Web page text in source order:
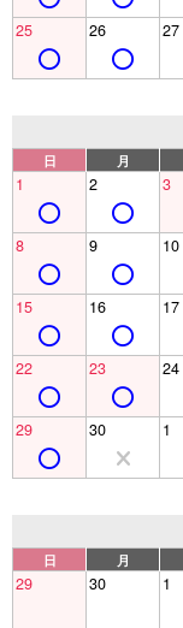
25 26 27
日 月
1 2 3
8 9 10
15 16 17
22 23 24
29 30 1
日 月
29 30 1